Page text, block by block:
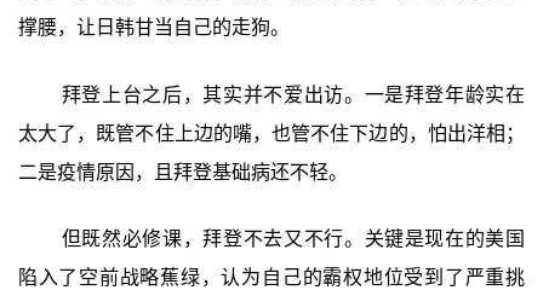
撑腰，让日韩甘当自己的走狗。
拜登上台之后，其实并不爱出访。一是拜登年龄实在
太大了，既管不住上边的嘴，也管不住下边的，怕出洋相；
二是疫情原因，且拜登基础病还不轻。
但既然必修课，拜登不去又不行。关键是现在的美国
陷入了空前战略蕉绿，认为自己的霸权地位受到了严重挑